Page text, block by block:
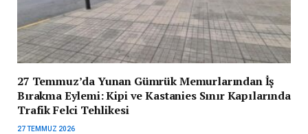
27 Temmuz’da Yunan Gümrük Memurlarından İş
Bırakma Eylemi: Kipi ve Kastanies Sınır Kapılarında
Trafik Felci Tehlikesi
27 TEMMUZ 2026